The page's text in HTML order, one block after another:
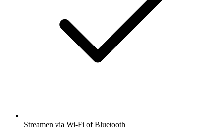
Streamen via Wi-Fi of Bluetooth